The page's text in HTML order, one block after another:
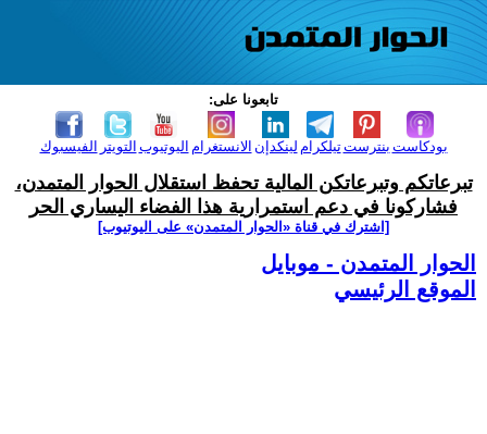
تابعونا على:
الفيسبوك التويتر اليوتيوب الانستغرام لينكدإن تيلكرامبنترست بودكاست
تبرعاتكم وتبرعاتكن المالية تحفظ استقلال الحوار المتمدن،
فشاركونا في دعم استمرارية هذا الفضاء اليساري الحر
[اشترك في قناة ‫«الحوار المتمدن» على اليوتيوب]
الحوار المتمدن - موبايل
الموقع الرئيسي